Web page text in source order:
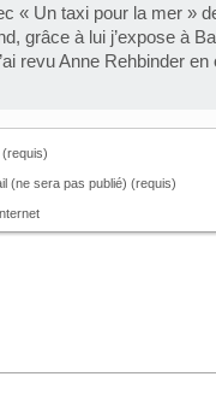
« Un taxi pour la mer »
grâce à lui j’expose à
revu Anne Rehbinder
(requis)
(ne sera pas publié) (requis)